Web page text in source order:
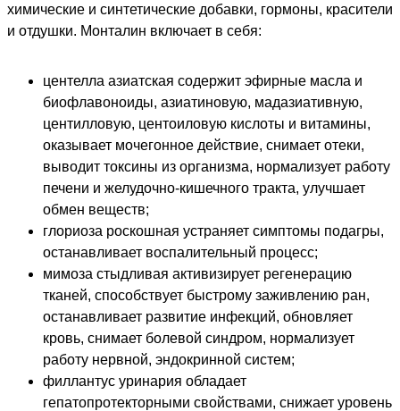
химические и синтетические добавки, гормоны, красители
и отдушки. Монталин включает в себя:
центелла азиатская содержит эфирные масла и
биофлавоноиды, азиатиновую, мадазиативную,
центилловую, центоиловую кислоты и витамины,
оказывает мочегонное действие, снимает отеки,
выводит токсины из организма, нормализует работу
печени и желудочно-кишечного тракта, улучшает
обмен веществ;
глориоза роскошная устраняет симптомы подагры,
останавливает воспалительный процесс;
мимоза стыдливая активизирует регенерацию
тканей, способствует быстрому заживлению ран,
останавливает развитие инфекций, обновляет
кровь, снимает болевой синдром, нормализует
работу нервной, эндокринной систем;
филлантус уринария обладает
гепатопротекторными свойствами, снижает уровень